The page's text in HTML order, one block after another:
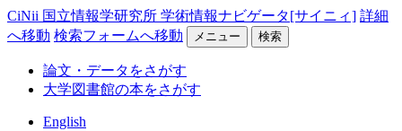
CiNii 国立情報学研究所 学術情報ナビゲータ[サイニィ] 詳細
へ移動 検索フォームへ移動 メニュー 検索
論文・データをさがす
大学図書館の本をさがす
English